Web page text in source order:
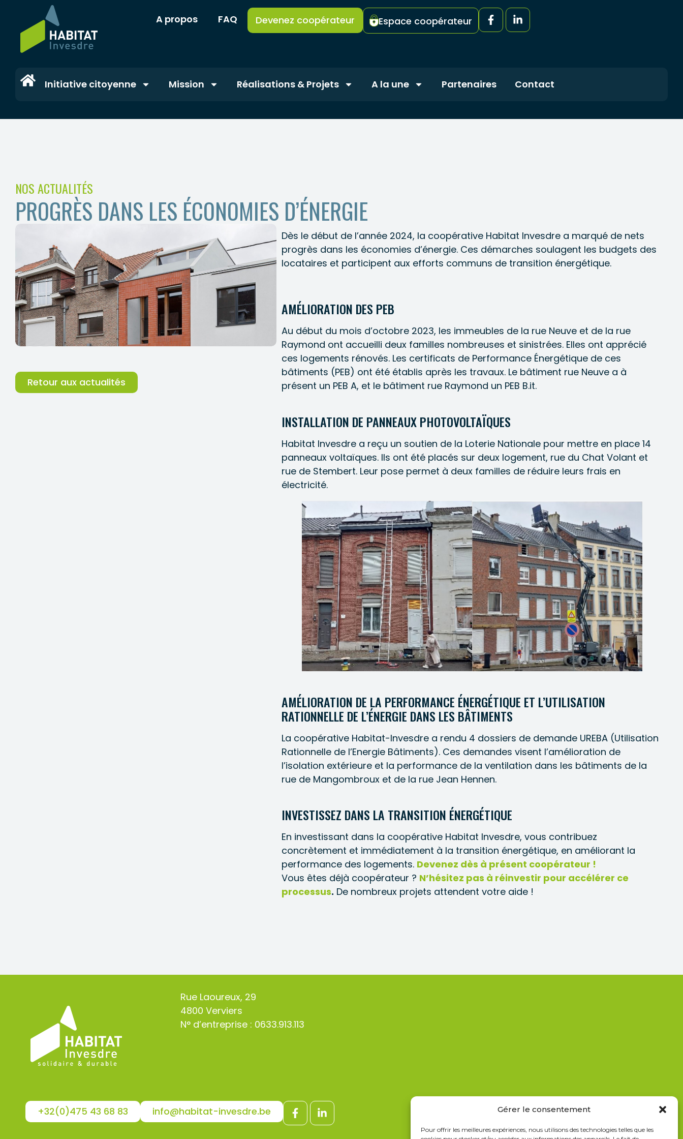
Gérer le consentement
Pour offrir les meilleures expériences, nous utilisons des technologies telles que les
A propos FAQ Devenez coopérateur Espace coopérateur
Initiative citoyenne Mission Réalisations & Projets A la une Partenaires Contact
NOS ACTUALITÉS
PROGRÈS DANS LES ÉCONOMIES D’ÉNERGIE
Retour aux actualités
Dès le début de l’année 2024, la coopérative Habitat Invesdre a marqué de nets
progrès dans les économies d’énergie. Ces démarches soulagent les budgets des
locataires et participent aux efforts communs de transition énergétique.
AMÉLIORATION DES PEB
Au début du mois d’octobre 2023, les immeubles de la rue Neuve et de la rue
Raymond ont accueilli deux familles nombreuses et sinistrées. Elles ont apprécié
ces logements rénovés. Les certificats de Performance Énergétique de ces
bâtiments (PEB) ont été établis après les travaux. Le bâtiment rue Neuve a à
présent un PEB A, et le bâtiment rue Raymond un PEB B.it.
INSTALLATION DE PANNEAUX PHOTOVOLTAÏQUES
Habitat Invesdre a reçu un soutien de la Loterie Nationale pour mettre en place 14
panneaux voltaïques. Ils ont été placés sur deux logement, rue du Chat Volant et
rue de Stembert. Leur pose permet à deux familles de réduire leurs frais en
électricité.
AMÉLIORATION DE LA PERFORMANCE ÉNERGÉTIQUE ET L’UTILISATION
RATIONNELLE DE L’ÉNERGIE DANS LES BÂTIMENTS
La coopérative Habitat-Invesdre a rendu 4 dossiers de demande UREBA (Utilisation
Rationnelle de l’Energie Bâtiments). Ces demandes visent l’amélioration de
l’isolation extérieure et la performance de la ventilation dans les bâtiments de la
rue de Mangombroux et de la rue Jean Hennen.
INVESTISSEZ DANS LA TRANSITION ÉNERGÉTIQUE
En investissant dans la coopérative Habitat Invesdre, vous contribuez
concrètement et immédiatement à la transition énergétique, en améliorant la
performance des logements. Devenez dès à présent coopérateur !
Vous êtes déjà coopérateur ? N’hésitez pas à réinvestir pour accélérer ce
processus. De nombreux projets attendent votre aide !
Rue Laoureux, 29
4800 Verviers
N° d’entreprise : 0633.913.113
+32(0)475 43 68 83 info@habitat-invesdre.be